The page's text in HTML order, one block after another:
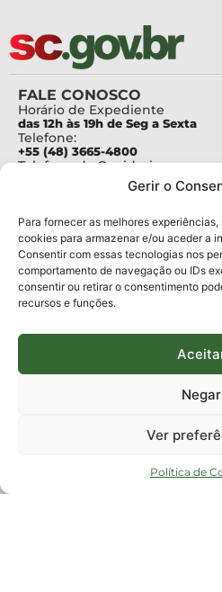
Gerir o
Para fornecer as melhores
cookies para armazenar e/ou aceder a
Consentir com essas tecnologias nos
comportamento de navegação ou IDs
consentir ou retirar o consentimento
recursos e funções.
Negar
Ver
Política de
FALE CONOSCO
Horário de Expediente
das 12h às 19h de Seg a Sexta
Telefone:
+55 (48) 3665-4800
Telefone da Ouvidoria
Para assuntos relacionados à
pesquisa@fapesc.sc.gov.br
Para assuntos relacionados à
inovacao@fapesc.sc.gov.br
Para assuntos relacionados à
bolsas@fapesc.sc.gov.br
Para assuntos relacionados à
Para assuntos relacionados à
plataforma@fapesc.sc.gov.br
Jair Artur da Silva
km 01, Módulo 12A, Edifício